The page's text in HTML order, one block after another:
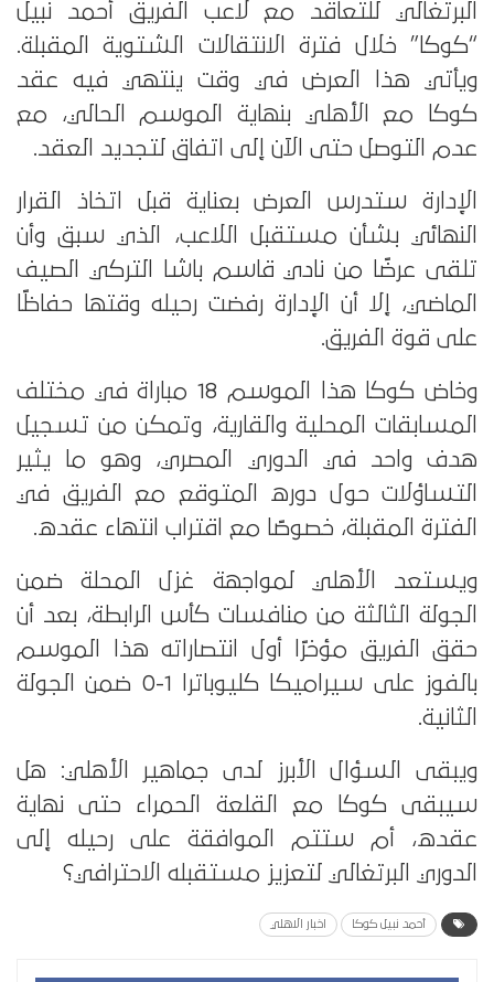
البرتغالي للتعاقد مع لاعب الفريق أحمد نبيل
“كوكا” خلال فترة الانتقالات الشتوية المقبلة.
ويأتي هذا العرض في وقت ينتهي فيه عقد
كوكا مع الأهلي بنهاية الموسم الحالي، مع
عدم التوصل حتى الآن إلى اتفاق لتجديد العقد.
الإدارة ستدرس العرض بعناية قبل اتخاذ القرار
النهائي بشأن مستقبل اللاعب، الذي سبق وأن
تلقى عرضًا من نادي قاسم باشا التركي الصيف
الماضي، إلا أن الإدارة رفضت رحيله وقتها حفاظًا
على قوة الفريق.
وخاض كوكا هذا الموسم 18 مباراة في مختلف
المسابقات المحلية والقارية، وتمكن من تسجيل
هدف واحد في الدوري المصري، وهو ما يثير
التساؤلات حول دوره المتوقع مع الفريق في
الفترة المقبلة، خصوصًا مع اقتراب انتهاء عقده.
ويستعد الأهلي لمواجهة غزل المحلة ضمن
الجولة الثالثة من منافسات كأس الرابطة، بعد أن
حقق الفريق مؤخرًا أول انتصاراته هذا الموسم
بالفوز على سيراميكا كليوباترا 1-0 ضمن الجولة
الثانية.
ويبقى السؤال الأبرز لدى جماهير الأهلي: هل
سيبقى كوكا مع القلعة الحمراء حتى نهاية
عقده، أم ستتم الموافقة على رحيله إلى
الدوري البرتغالي لتعزيز مستقبله الاحترافي؟
أحمد نبيل كوكا اخبار الاهلي